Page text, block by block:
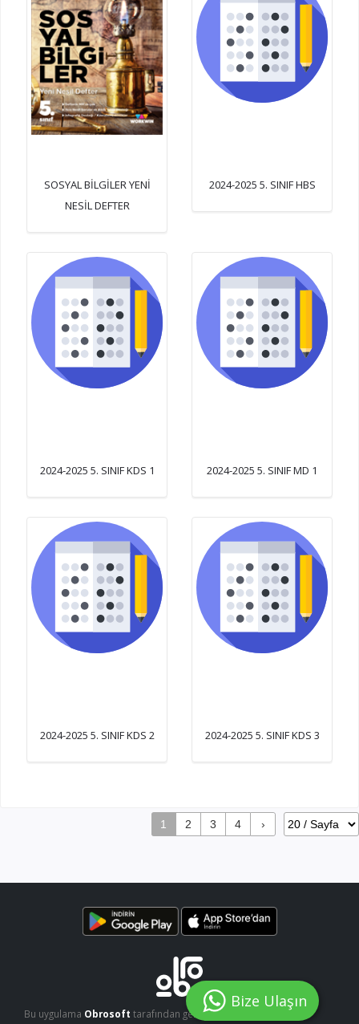
SOSYAL BİLGİLER YENİ
NESİL DEFTER
2024-2025 5. SINIF HBS
2024-2025 5. SINIF KDS 1 2024-2025 5. SINIF MD 1
2024-2025 5. SINIF KDS 2 2024-2025 5. SINIF KDS 3
1 2 3 4 ›
Bu uygulama Obrosoft tarafından geliştirilmiştir.
Bize Ulaşın